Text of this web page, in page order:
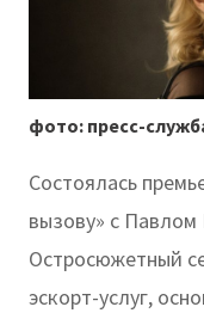
фото: пресс-
Состоялась
вызову» с
Остросюжетный
эскорт-услуг,